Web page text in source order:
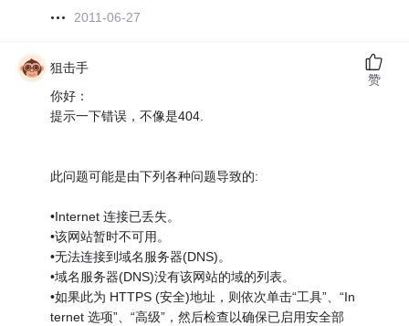
2011-06-27
狙击手
你好：
提示一下错误，不像是404.
此问题可能是由下列各种问题导致的:
•Internet 连接已丢失。
•该网站暂时不可用。
•无法连接到域名服务器(DNS)。
•域名服务器(DNS)没有该网站的域的列表。
•如果此为 HTTPS (安全)地址，则依次单击“工具”、“In
ternet 选项”、“高级”，然后检查以确保已启用安全部
赞